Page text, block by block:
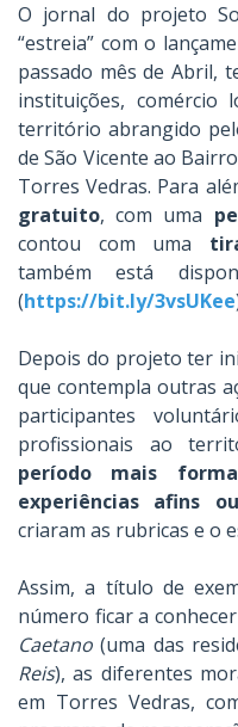
O jornal do projeto
“estreia” com o
passado mês de Abril,
instituições, comércio
território abrangido
de São Vicente ao
Torres Vedras. Para
gratuito, com uma
contou com uma
também está
(https://bit.ly/3vsUKee
Depois do projeto ter
que contempla outras
participantes
profissionais ao
período mais
experiências afins
criaram as rubricas e o
Assim, a título de
número ficar a
Caetano (uma das
Reis), as diferentes
em Torres Vedras,